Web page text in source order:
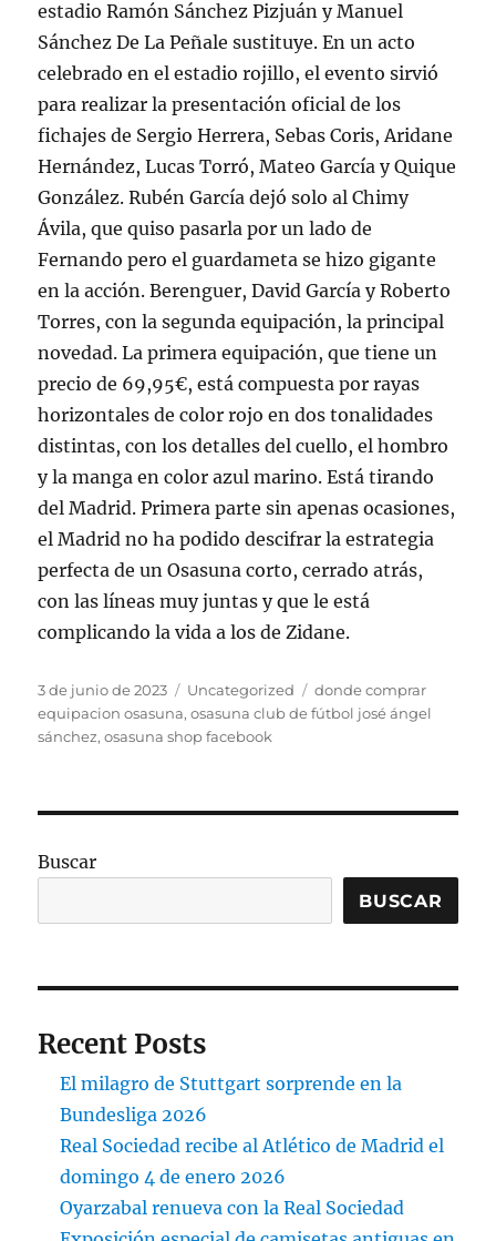
estadio Ramón Sánchez Pizjuán y Manuel
Sánchez De La Peñale sustituye. En un acto
celebrado en el estadio rojillo, el evento sirvió
para realizar la presentación oficial de los
fichajes de Sergio Herrera, Sebas Coris, Aridane
Hernández, Lucas Torró, Mateo García y Quique
González. Rubén García dejó solo al Chimy
Ávila, que quiso pasarla por un lado de
Fernando pero el guardameta se hizo gigante
en la acción. Berenguer, David García y Roberto
Torres, con la segunda equipación, la principal
novedad. La primera equipación, que tiene un
precio de 69,95€, está compuesta por rayas
horizontales de color rojo en dos tonalidades
distintas, con los detalles del cuello, el hombro
y la manga en color azul marino. Está tirando
del Madrid. Primera parte sin apenas ocasiones,
el Madrid no ha podido descifrar la estrategia
perfecta de un Osasuna corto, cerrado atrás,
con las líneas muy juntas y que le está
complicando la vida a los de Zidane.
Publicado
el
3 de junio de 2023 Categorías
Uncategorized Etiquetas
donde comprar
equipacion osasuna,osasuna club de fútbol josé ángel
sánchez,osasuna shop facebook
Buscar
BUSCAR
Recent Posts
El milagro de Stuttgart sorprende en la
Bundesliga 2026
Real Sociedad recibe al Atlético de Madrid el
domingo 4 de enero 2026
Oyarzabal renueva con la Real Sociedad